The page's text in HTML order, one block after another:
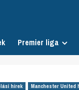
Premier liga
hírek Manchester United